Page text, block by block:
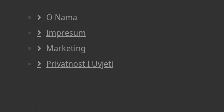
O Nama
Impresum
Marketing
Privatnost I Uvjeti